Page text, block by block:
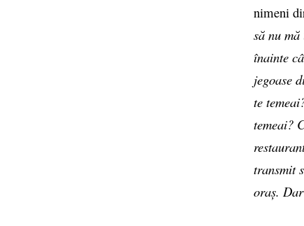
nimeni
să nu
înainte
jegoase
te
temeai?
transmit
oraș.